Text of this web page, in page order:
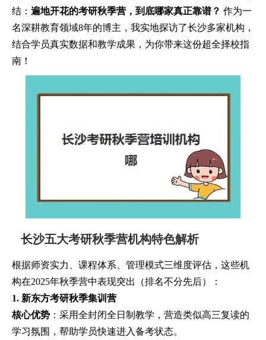
结： 遍地开花的考研秋季营，到底哪家真正靠谱？ 作为一
名深耕教育领域8年的博主，我实地探访了长沙多家机构，
结合学员真实数据和教学成果，为你带来这份超全择校指
南！
长沙五大考研秋季营机构特色解析
根据师资实力、课程体系、管理模式三维度评估，这些机
构在2025年秋季营中表现突出（排名不分先后）：
1. 新东方考研秋季集训营
核心优势 ：采用全封闭全日制教学，营造类似高三复读的
学习氛围，帮助学员快速进入备考状态。